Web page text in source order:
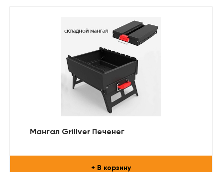
Мангал Grillver Печенег
+ В корзину